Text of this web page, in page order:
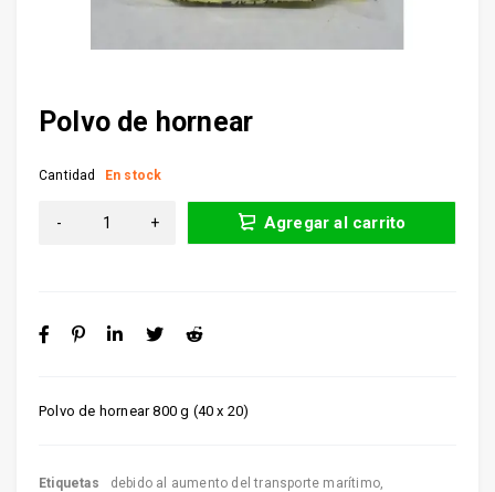
Polvo de hornear
Polvo de hornear 800 g (40 x 20)
Cantidad En stock
Agregar al carrito
Etiquetas debido al aumento del transporte marítimo,